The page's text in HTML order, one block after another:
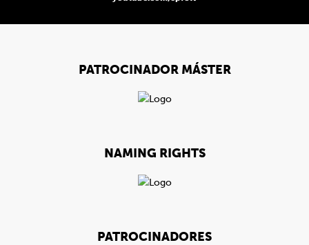
PATROCINADOR MÁSTER
NAMING RIGHTS
PATROCINADORES